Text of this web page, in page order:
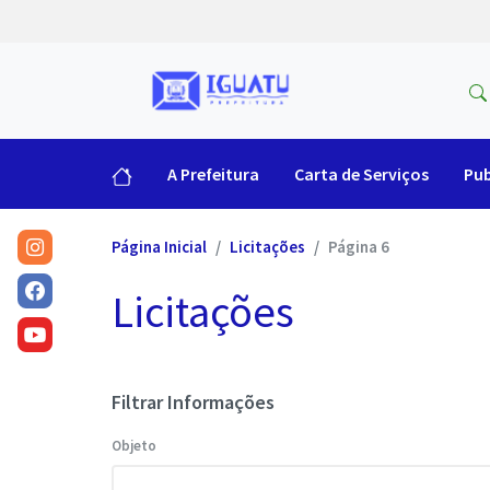
A Prefeitura Carta de Serviços
Página Inicial Licitações Página 6
Licitações
Filtrar Informações
Objeto